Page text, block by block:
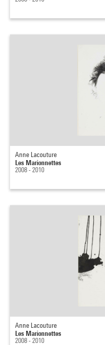
Anne Lacouture
Les Marionnettes
2008 - 2010
Anne Lacouture
Les Marionnettes
2008 - 2010